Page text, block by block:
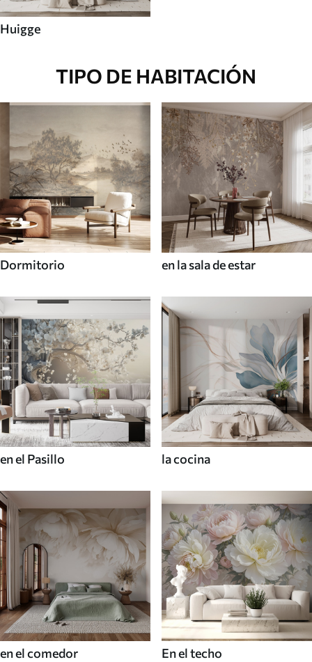
Huigge
TIPO DE HABITACIÓN
Dormitorio en la sala de estar
en el Pasillo la cocina
en el comedor En el techo